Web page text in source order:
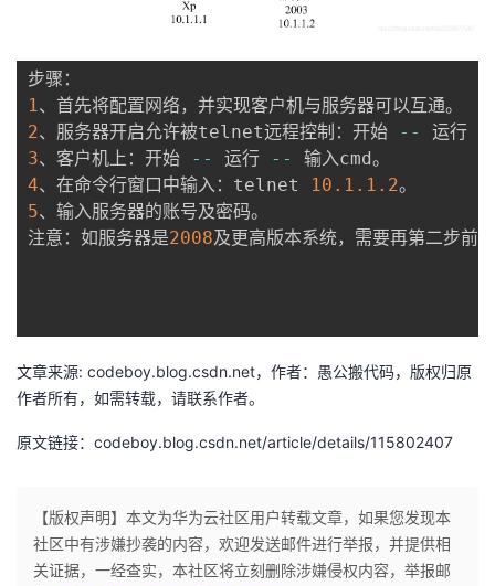
的
课
程
我
的
认
证
我
的
实
我
的
技
术
支
持
的
云
声
建
1
2、服务器开启允许被telnet远程控制：开始 - - 运行
3、客户机上：开始 - - 运行 - -
4、在命令行窗口中输入：telnet 10.1 .1 .2
5、输入服务器的账号及密码。
注意：如服务器是2008及更高版本系统，需要再第二步
文章来源: codeboy.blog.csdn.net，作者：愚公搬代码，版权归原
作者所有，如需转载，请联系作者。
原文链接：codeboy.blog.csdn.net/article/details/115802407
【版权声明】本文为华为云社区用户转载文章，如果您发现本
社区中有涉嫌抄袭的内容，欢迎发送邮件进行举报，并提供相
关证据，一经查实，本社区将立刻删除涉嫌侵权内容，举报邮